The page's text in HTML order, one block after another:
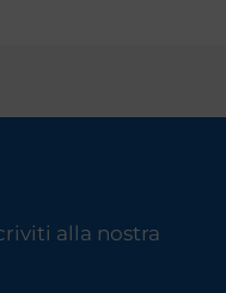
alla nostra